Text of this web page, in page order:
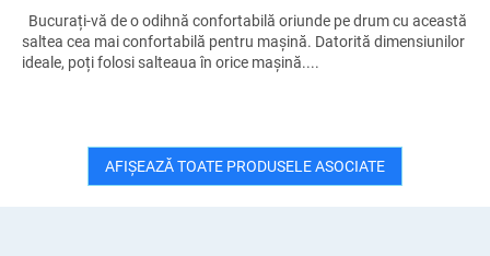
Bucurați-vă de o odihnă confortabilă oriunde pe drum cu această
saltea cea mai confortabilă pentru mașină. Datorită dimensiunilor
ideale, poți folosi salteaua în orice mașină....
AFIŞEAZĂ TOATE PRODUSELE ASOCIATE